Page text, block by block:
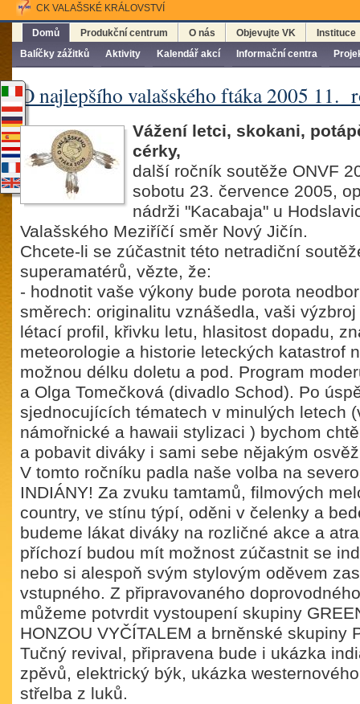
CK VALAŠSKÉ KRÁLOVSTVÍ
Domů
Balíčky zážitků
Aktivity Kalendář akcí Informační centra
Produkční centrum O nás Objevujte VK Instituce
O najlepšího valašského ftáka 2005 11.
Vážení letci, skokani,
cérky,
další ročník soutěže ONVF
sobotu 23. července 2005,
nádrži "Kacabaja" u
Valašského Meziříčí směr Nový Jičín.
Chcete-li se zúčastnit této netradiční
superamatérů, vězte, že:
- hodnotit vaše výkony bude porota
směrech: originalitu vznášedla, vaši
létací profil, křivku letu, hlasitost dopadu,
meteorologie a historie leteckých katastrof
možnou délku doletu a pod. Program
a Olga Tomečková (divadlo Schod). Po
sjednocujících tématech v minulých letech
námořnické a hawaii stylizaci ) bychom
a pobavit diváky i sami sebe nějakým
V tomto ročníku padla naše volba na
INDIÁNY! Za zvuku tamtamů, filmových
country, ve stínu týpí, oděni v čelenky a
budeme lákat diváky na rozličné akce a
příchozí budou mít možnost zúčastnit se
nebo si alespoň svým stylovým oděvem
vstupného. Z připravovaného
můžeme potvrdit vystoupení skupiny
HONZOU VYČÍTALEM a brněnské skupiny
Tučný revival, připravena bude i ukázka
zpěvů, elektrický býk, ukázka
střelba z luků.